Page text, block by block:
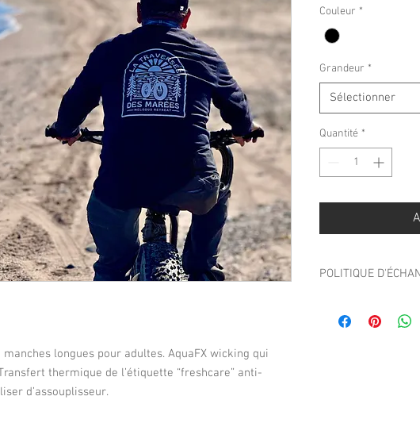
longues pour adultes. AquaFX wicking qui
thermique de l’étiquette “freshcare” anti-
d’assouplisseur.
Couleur *
Grandeur *
Sélectionner
Quantité *
POLITIQUE
Aucun échange,